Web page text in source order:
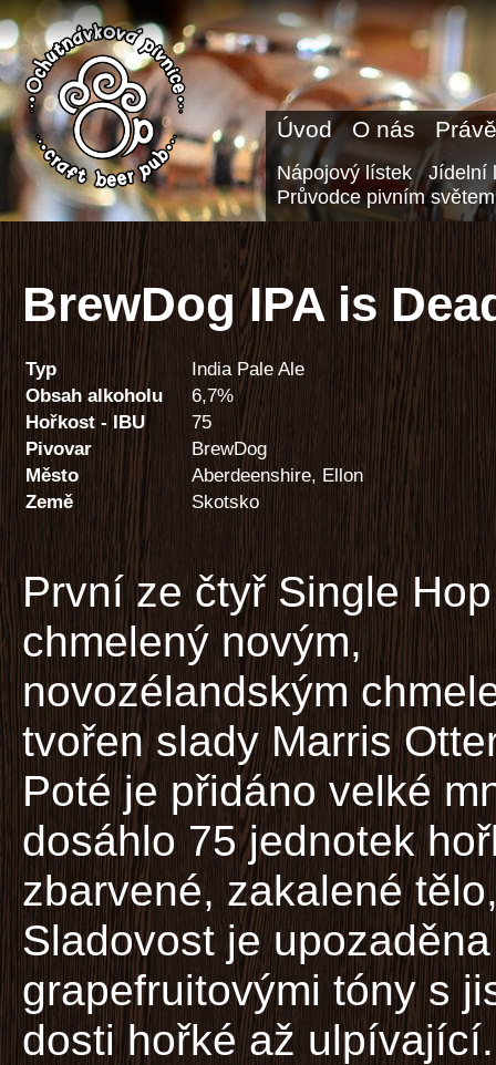
Úvod O nás
Nápojový lístek
Jídelní
Průvodce pivním světem
BrewDog IPA is
Typ
India Pale Ale
Obsah alkoholu
6,7%
Hořkost - IBU
75
Pivovar
BrewDog
Město
Aberdeenshire, Ellon
Země
Skotsko
První ze čtyř Single
chmelený novým,
novozélandským
tvořen slady Marris
Poté je přidáno velké
dosáhlo 75 jednotek
zbarvené, zakalené
Sladovost je
grapefruitovými tóny s
dosti hořké až ulpívající.